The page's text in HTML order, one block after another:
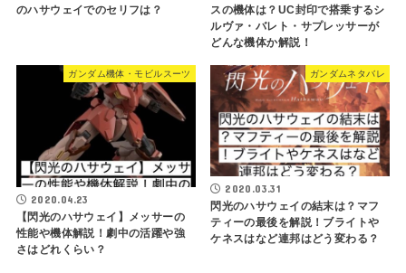
のハサウェイでのセリフは？
スの機体は？UC封印で搭乗するシ
ルヴァ・バレト・サプレッサーが
どんな機体か解説！
ガンダム機体・モビルスーツ
2020.04.23
【閃光のハサウェイ】メッサーの
性能や機体解説！劇中の活躍や強
さはどれくらい？
ガンダムネタバレ
2020.03.31
閃光のハサウェイの結末は？マフ
ティーの最後を解説！ブライトや
ケネスはなど連邦はどう変わる？